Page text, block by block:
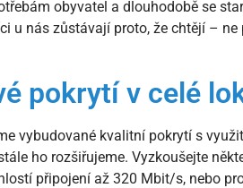
obyvatel a dlouhodobě se
u nás zůstávají proto, že chtějí – ne
pokrytí v celé
vybudované kvalitní pokrytí s
ho rozšiřujeme. Vyzkoušejte
připojení až 320 Mbit/s, nebo